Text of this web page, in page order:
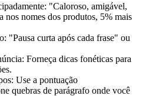
"Caloroso, amigável,
nos nomes dos produtos, 5% mais
"Pausa curta após cada frase" ou
Forneça dicas fonéticas para
Use a pontuação
quebras de parágrafo onde você